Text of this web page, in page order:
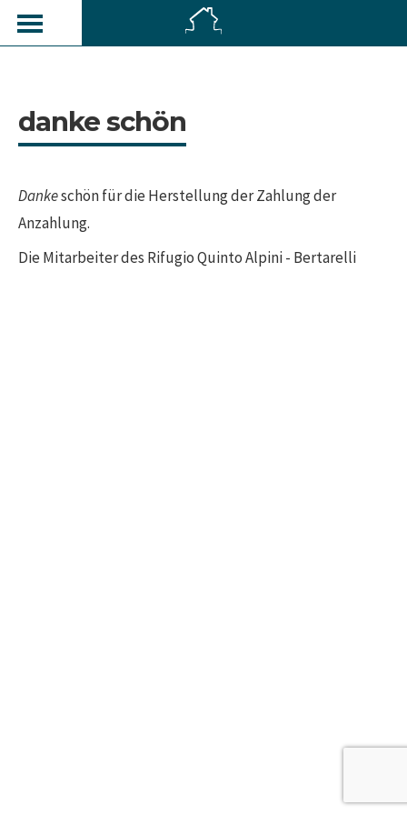
danke schön
Dankeschön für die Herstellung der Zahlung der
Anzahlung.
Die Mitarbeiter des Rifugio Quinto Alpini - Bertarelli